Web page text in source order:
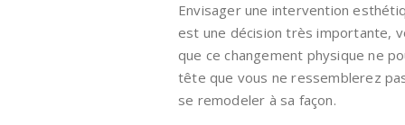
Envisager une intervention
est une décision très importante,
que ce changement physique ne
tête que vous ne ressemblerez
se remodeler à sa façon.